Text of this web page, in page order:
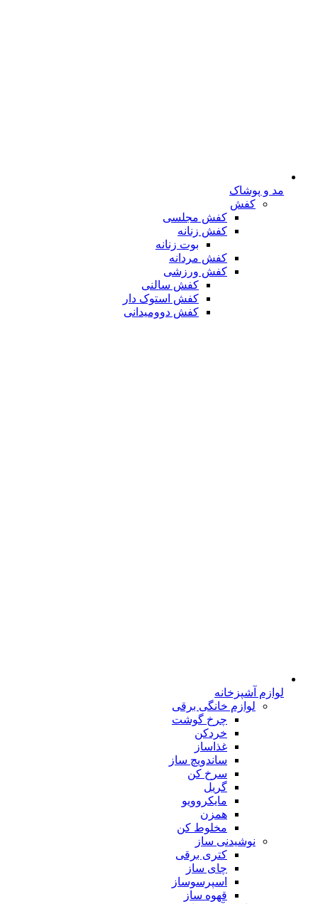
مد و پوشاک
کفش
کفش مجلسی
کفش زنانه
بوت زنانه
کفش مردانه
کفش ورزشی
کفش سالنی
کفش استوک دار
کفش دوومیدانی
لوازم آشپزخانه
لوازم خانگی برقی
چرخ گوشت
خردکن
غذاساز
ساندویچ ساز
سرخ کن
گریل
مایکروویو
همزن
مخلوط کن
نوشیدنی ساز
کتری برقی
چای ساز
اسپرسوساز
قهوه ساز